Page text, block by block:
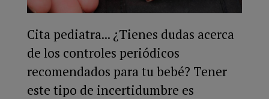
Cita pediatra... ¿Tienes dudas acerca
de los controles periódicos
recomendados para tu bebé? Tener
este tipo de incertidumbre es